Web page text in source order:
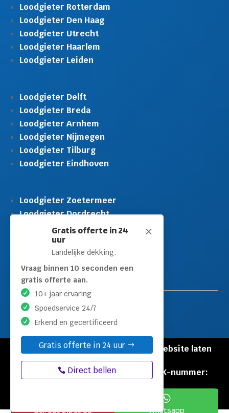
M
Gratis offerte in 24
uur
Landelijke dekking.
Vraag binnen 10 seconden een
gratis offerte aan.
10+ jaar ervaring
Spoedservice 24/7
Erkend en gecertificeerd
Gratis offerte in 24 uur
Direct bellen
Loodgieter Rotterdam
Loodgieter Den Haag
Loodgieter Utrecht
Loodgieter Haarlem
Loodgieter Leiden
Loodgieter Delft
Loodgieter Breda
Loodgieter Arnhem
Loodgieter Nijmegen
Loodgieter Tilburg
Loodgieter Eindhoven
Loodgieter Zoetermeer
Loodgieter Dordrecht
Loodgieter Rijswijk
Loodgieter Schiedam
Loodgieter Leidschendam
Loodgieter Hilversum
© Copyright Loodgieters Kwartier |
Website laten
maken door Flexamedia
Privacyverklaring|Disclaimer
KVK-nummer:
Bel: 085 212 55 88

Whatsapp